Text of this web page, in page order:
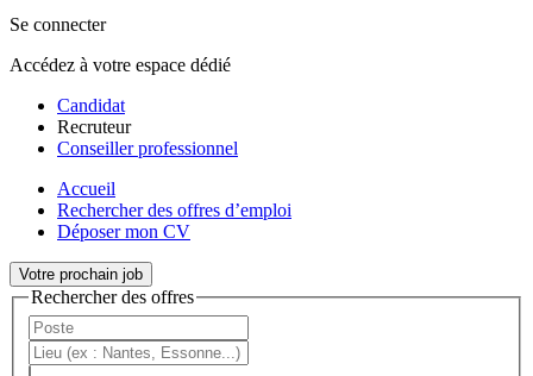
Se connecter
Accédez à votre espace dédié
Candidat
Recruteur
Conseiller professionnel
Accueil
Rechercher des offres d’emploi
Déposer mon CV
Votre prochain job
Rechercher des offres